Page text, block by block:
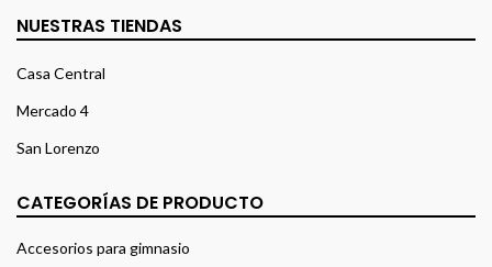
NUESTRAS TIENDAS
Casa Central
Mercado 4
San Lorenzo
CATEGORÍAS DE PRODUCTO
Accesorios para gimnasio